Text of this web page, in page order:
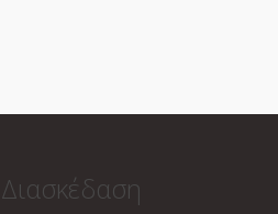
Διασκέδαση